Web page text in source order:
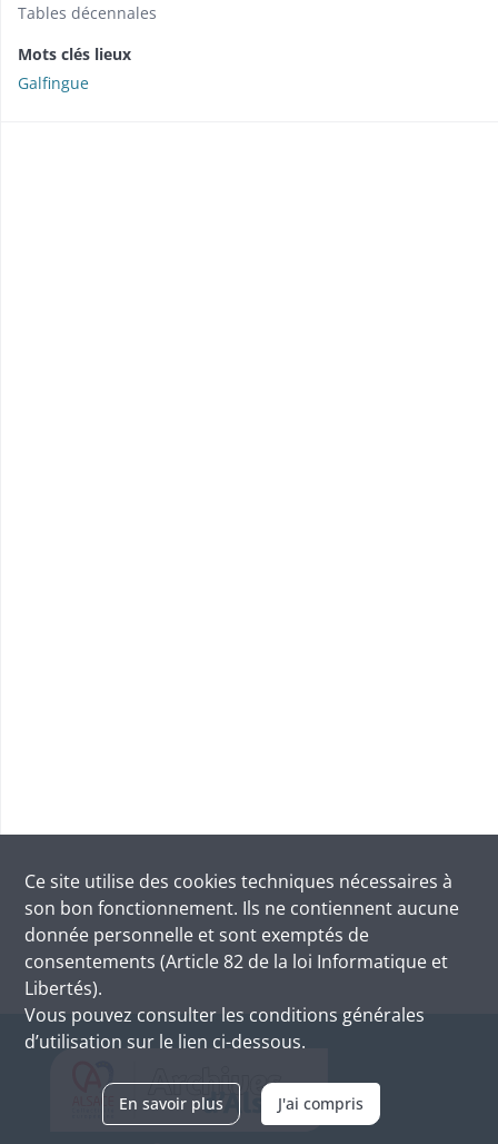
Tables décennales
Mots clés lieux
Galfingue
Ce site utilise des cookies techniques nécessaires à
son bon fonctionnement. Ils ne contiennent aucune
donnée personnelle et sont exemptés de
consentements (Article 82 de la loi Informatique et
Libertés).
Vous pouvez consulter les conditions générales
d’utilisation sur le lien ci-dessous.
En savoir plus J'ai compris